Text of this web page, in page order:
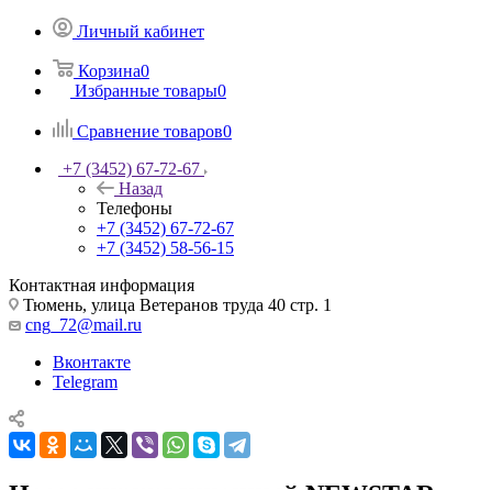
Личный кабинет
Корзина0
Избранные товары0
Сравнение товаров0
+7 (3452) 67-72-67
Назад
Телефоны
+7 (3452) 67-72-67
+7 (3452) 58-56-15
Контактная информация
Тюмень, улица Ветеранов труда 40 стр. 1
cng_72@mail.ru
Вконтакте
Telegram